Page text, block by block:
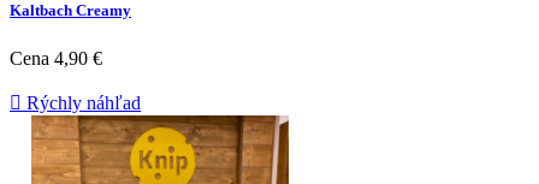
Kaltbach Creamy
Cena 4,90 €
 Rýchly náhľad